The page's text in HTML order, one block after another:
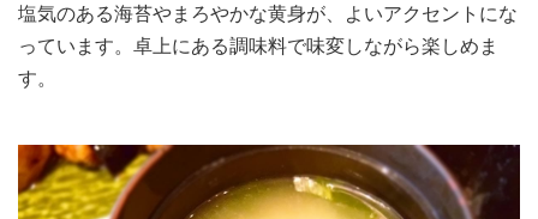
塩気のある海苔やまろやかな黄身が、よいアクセントにな
っています。卓上にある調味料で味変しながら楽しめま
す。